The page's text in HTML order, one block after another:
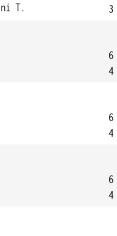
T.
3
6
4
6
4
6
4